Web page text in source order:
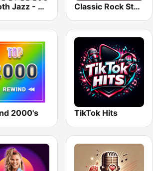
Smooth Jazz - Groov Classic Rock Station
2000's TikTok Hits